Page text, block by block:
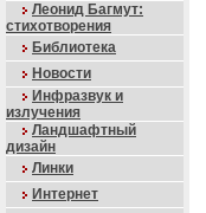
Леонид Багмут:
стихотворения
Библиотека
Новости
Инфразвук и
излучения
Ландшафтный
дизайн
Линки
Интернет